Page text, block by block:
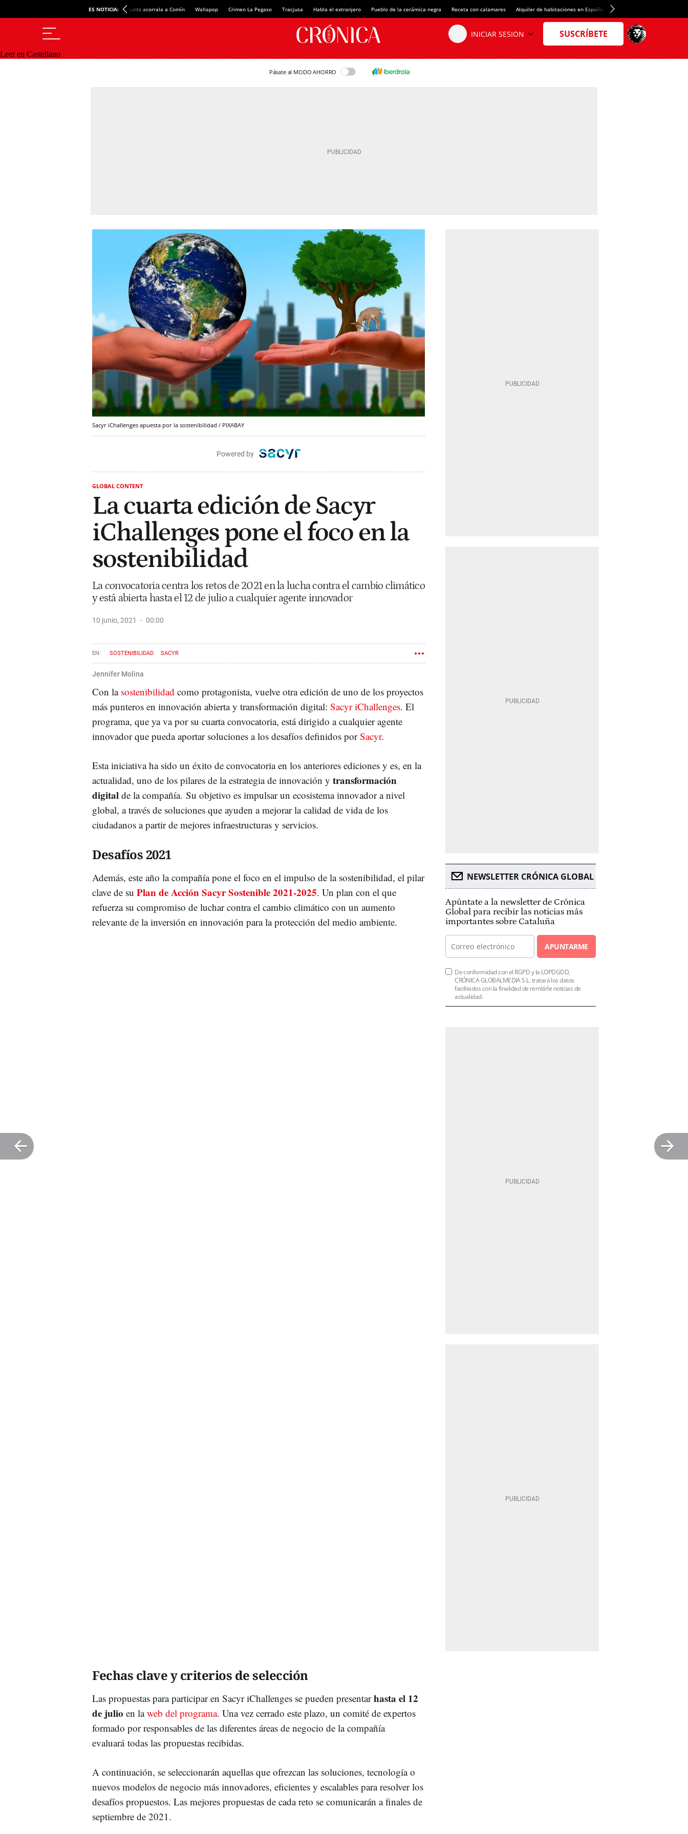
ES NOTICIA: Junts acorrala a Comín Wallapop Crimen La Pegaso Tracjusa Habla el extranjero Pueblo de la cerámica negra Receta con calamares Alquiler de habitaciones en España Crédito del Spotify Camp Nou
Leer en Castellano
Pásate al MODO AHORRO
Sacyr iChallenges apuesta por la sostenibilidad / PIXABAY
Powered by
GLOBAL CONTENT
La cuarta edición de Sacyr
iChallenges pone el foco en la
sostenibilidad
La convocatoria centra los retos de 2021 en la lucha contra el cambio climático
y está abierta hasta el 12 de julio a cualquier agente innovador
10 junio, 2021 00:00
SOSTENIBILIDAD SACYR
Jennifer Molina
Con la sostenibilidad como protagonista, vuelve otra edición de uno de los proyectos
más punteros en innovación abierta y transformación digital: Sacyr iChallenges. El
programa, que ya va por su cuarta convocatoria, está dirigido a cualquier agente
innovador que pueda aportar soluciones a los desafíos definidos porSacyr.
Esta iniciativa ha sido un éxito de convocatoria en los anteriores ediciones y es, en la
actualidad, uno de los pilares de la estrategia de innovación y transformación
digital de la compañía. Su objetivo es impulsar un ecosistema innovador a nivel
global, a través de soluciones que ayuden a mejorar la calidad de vida de los
ciudadanos a partir de mejores infraestructuras y servicios.
Desafíos 2021
Además, este año la compañía pone el foco en el impulso de la sostenibilidad, el pilar
clave de su Plan de Acción Sacyr Sostenible 2021-2025. Un plan con el que
refuerza su compromiso de luchar contra el cambio climático con un aumento
relevante de la inversión en innovación para la protección del medio ambiente.
Fechas clave y criterios de selección
Las propuestas para participar en Sacyr iChallenges se pueden presentarhasta el 12
de julio en laweb del programa. Una vez cerrado este plazo, un comité de expertos
formado por responsables de las diferentes áreas de negocio de la compañía
evaluará todas las propuestas recibidas.
A continuación, se seleccionarán aquellas que ofrezcan las soluciones, tecnología o
nuevos modelos de negocio más innovadores, eficientes y escalables para resolver los
desafíos propuestos. Las mejores propuestas de cada reto se comunicarán a finales de
septiembre de 2021.
NEWSLETTER CRÓNICA GLOBAL
Apúntate a la newsletter de Crónica
Global para recibir las noticias más
importantes sobre Cataluña
APUNTARME
De conformidad con el RGPD y la LOPDGDD,
CRÓNICA GLOBALMEDIA S.L. tratará los datos
facilitados con la finalidad de remitirle noticias de
actualidad.